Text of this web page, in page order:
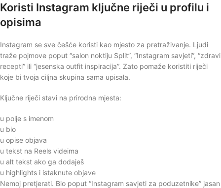
Koristi Instagram ključne riječi u profilu i
opisima
Instagram se sve češće koristi kao mjesto za pretraživanje. Ljudi
traže pojmove poput “salon noktiju Split”, “Instagram savjeti”, “zdravi
recepti” ili “jesenska outfit inspiracija”. Zato pomaže koristiti riječi
koje bi tvoja ciljna skupina sama upisala.
Ključne riječi stavi na prirodna mjesta:
u polje s imenom
u bio
u opise objava
u tekst na Reels videima
u alt tekst ako ga dodaješ
u highlights i istaknute objave
Nemoj pretjerati. Bio poput “Instagram savjeti za poduzetnike” jasan